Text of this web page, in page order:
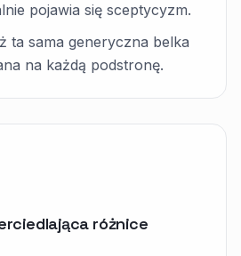
pojawia się sceptycyzm.
ta sama generyczna belka
na każdą podstronę.
różnice